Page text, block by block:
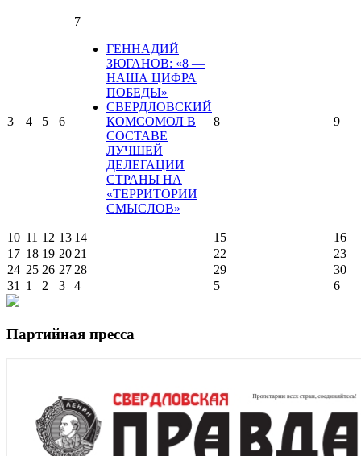
3 4 5 6
7
ГЕННАДИЙ
ЗЮГАНОВ: «8 —
НАША ЦИФРА
ПОБЕДЫ»
СВЕРДЛОВСКИЙ
КОМСОМОЛ В
СОСТАВЕ
ЛУЧШЕЙ
ДЕЛЕГАЦИИ
СТРАНЫ НА
«ТЕРРИТОРИИ
СМЫСЛОВ»
8 9
10 11 12 13 14 15
16
17 18 19 20 21 22
23
24 25 26 27 28 29
30
31
1 2 3 4 5 6
Партийная пресса